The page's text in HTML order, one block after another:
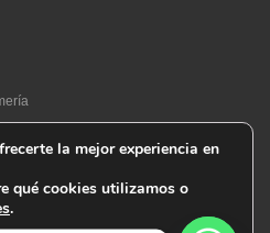
la mejor experiencia en
qué cookies utilizamos o
.